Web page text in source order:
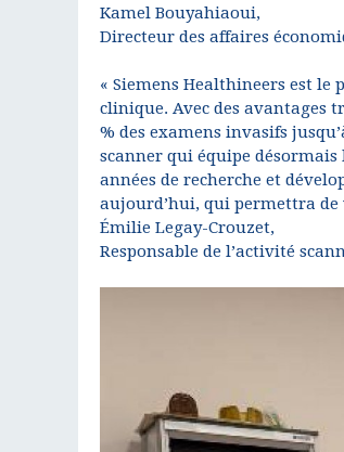
Kamel Bouyahiaoui,
Directeur des affaires
« Siemens Healthineers est
clinique. Avec des avantages
% des examens invasifs
scanner qui équipe désormais
années de recherche et
aujourd’hui, qui permettra
Émilie Legay-Crouzet,
Responsable de l’activité